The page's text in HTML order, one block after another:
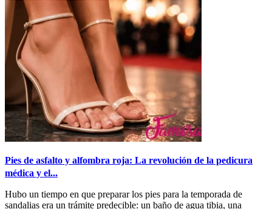
Pies de asfalto y alfombra roja: La revolución de la pedicura
médica y el...
Hubo un tiempo en que preparar los pies para la temporada de
sandalias era un trámite predecible: un baño de agua tibia, una